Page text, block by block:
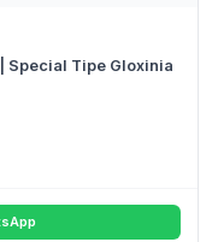
Special Tipe Gloxinia